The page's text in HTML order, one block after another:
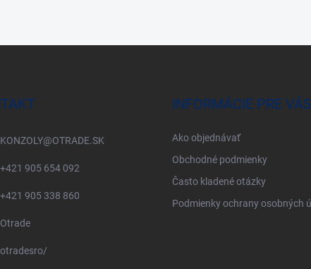
KONZOLY@OTRADE.SK
+421 905 654 092
+421 905 338 860
Otrade
otradesro/
INFORMÁCIE PRE VÁS
Ako objednávať
Obchodné podmienky
Často kladené otázky
Podmienky ochrany osobných